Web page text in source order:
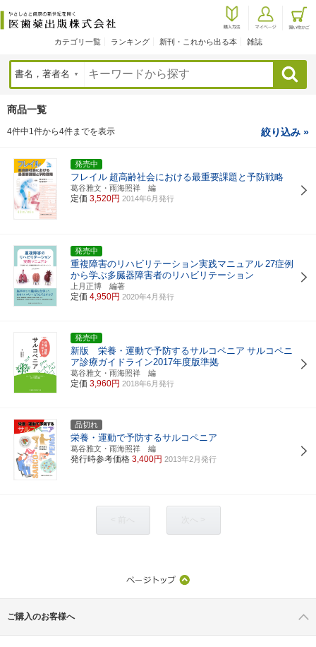
カテゴリ一覧 ランキング 新刊・これから出る本 雑誌
検索
商品一覧
4件中1件から4件までを表示 絞り込み »
発売中
フレイル 超高齢社会における最重要課題と予防戦略
葛谷雅文・雨海照祥 編
定価 3,520円 2014年6月発行
発売中
重複障害のリハビリテーション実践マニュアル 27症例
から学ぶ多臓器障害者のリハビリテーション
上月正博 編著
定価 4,950円 2020年4月発行
発売中
新版 栄養・運動で予防するサルコペニア サルコペニ
ア診療ガイドライン2017年度版準拠
葛谷雅文・雨海照祥 編
定価 3,960円 2018年6月発行
品切れ
栄養・運動で予防するサルコペニア
葛谷雅文・雨海照祥 編
発行時参考価格 3,400円 2013年2月発行
ご購入のお客様へ